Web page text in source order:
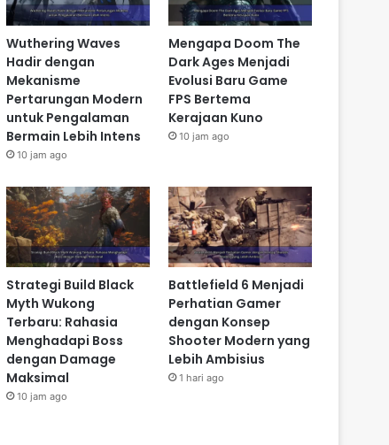
Wuthering Waves
Hadir dengan
Mekanisme
Pertarungan Modern
untuk Pengalaman
Bermain Lebih Intens
10 jam ago
Mengapa Doom The
Dark Ages Menjadi
Evolusi Baru Game
FPS Bertema
Kerajaan Kuno
10 jam ago
Strategi Build Black
Myth Wukong
Terbaru: Rahasia
Menghadapi Boss
dengan Damage
Maksimal
10 jam ago
Battlefield 6 Menjadi
Perhatian Gamer
dengan Konsep
Shooter Modern yang
Lebih Ambisius
1 hari ago